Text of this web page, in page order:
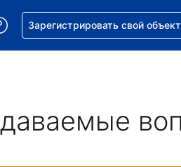
Текущая валюта —
язык. Текущий язык — На
Получите помощь с
Зарегистрировать свой объект